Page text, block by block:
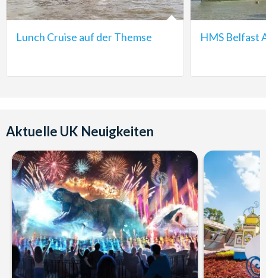
Lunch Cruise auf der Themse HMS Belfast
Aktuelle UK Neuigkeiten